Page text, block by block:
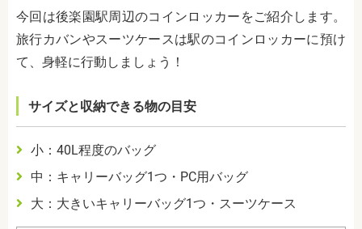
今回は後楽園駅周辺のコインロッカーをご紹介します。
旅行カバンやスーツケースは駅のコインロッカーに預け
て、身軽に行動しましょう！
サイズと収納できる物の目安
小：40L程度のバッグ
中：キャリーバッグ1つ・PC用バッグ
大：大きいキャリーバッグ1つ・スーツケース